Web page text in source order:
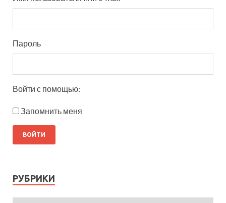
Пароль
Войти с помощью:
Запомнить меня
РУБРИКИ